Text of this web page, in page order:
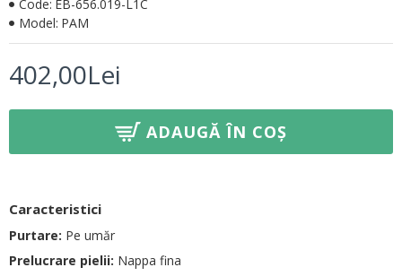
402,00Lei
Code: EB-656.019-L1C
Model: PAM
ADAUGĂ ÎN COȘ
Caracteristici
Purtare: Pe umăr
Prelucrare pielii: Nappa fina